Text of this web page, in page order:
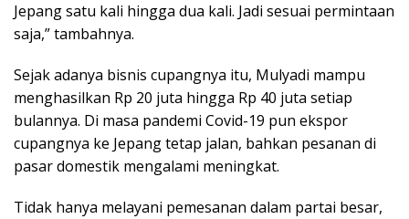
Jepang satu kali hingga dua kali. Jadi sesuai permintaan
saja,” tambahnya.
Sejak adanya bisnis cupangnya itu, Mulyadi mampu
menghasilkan Rp 20 juta hingga Rp 40 juta setiap
bulannya. Di masa pandemi Covid-19 pun ekspor
cupangnya ke Jepang tetap jalan, bahkan pesanan di
pasar domestik mengalami meningkat.
Tidak hanya melayani pemesanan dalam partai besar,